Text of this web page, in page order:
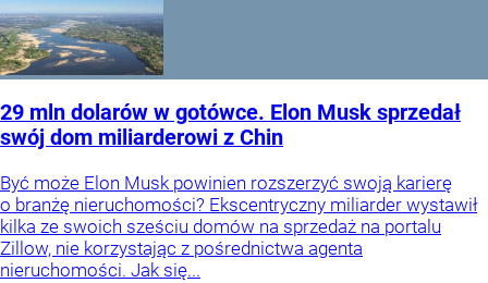
29 mln dolarów w gotówce. Elon Musk sprzedał
swój dom miliarderowi z Chin
Być może Elon Musk powinien rozszerzyć swoją karierę
o branżę nieruchomości? Ekscentryczny miliarder wystawił
kilka ze swoich sześciu domów na sprzedaż na portalu
Zillow, nie korzystając z pośrednictwa agenta
nieruchomości. Jak się...